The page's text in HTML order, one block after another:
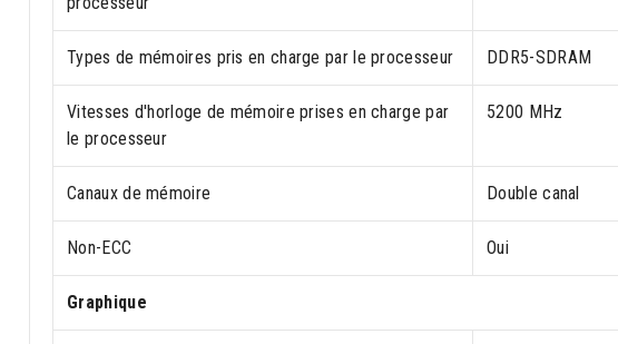
Types de mémoires pris en charge par le processeur DDR5-SDRAM
Vitesses d'horloge de mémoire prises en charge par
le processeur
5200 MHz
Canaux de mémoire Double canal
Non-ECC Oui
Graphique